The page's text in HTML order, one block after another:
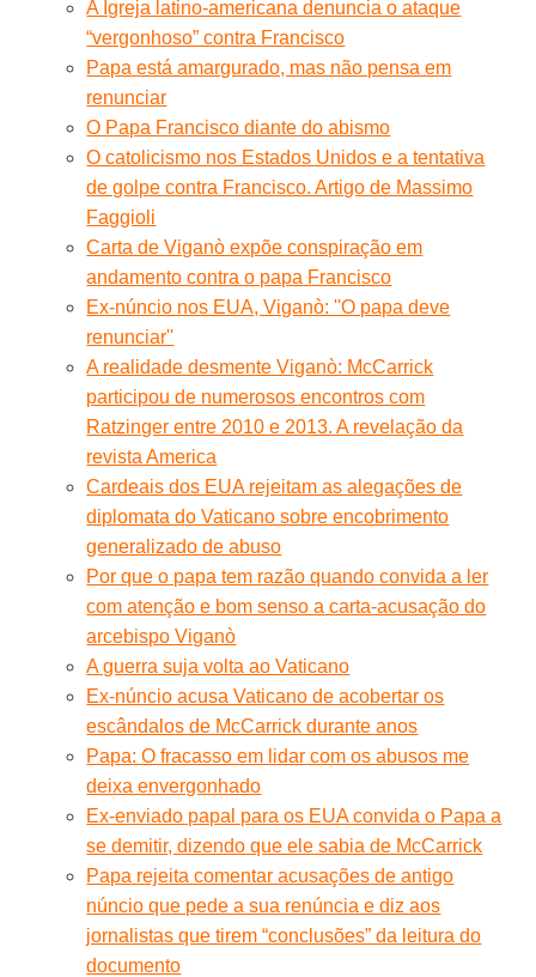
A Igreja latino-americana denuncia o ataque
“vergonhoso” contra Francisco
Papa está amargurado, mas não pensa em
renunciar
O Papa Francisco diante do abismo
O catolicismo nos Estados Unidos e a tentativa
de golpe contra Francisco. Artigo de Massimo
Faggioli
Carta de Viganò expõe conspiração em
andamento contra o papa Francisco
Ex-núncio nos EUA, Viganò: ''O papa deve
renunciar''
A realidade desmente Viganò: McCarrick
participou de numerosos encontros com
Ratzinger entre 2010 e 2013. A revelação da
revista America
Cardeais dos EUA rejeitam as alegações de
diplomata do Vaticano sobre encobrimento
generalizado de abuso
Por que o papa tem razão quando convida a ler
com atenção e bom senso a carta-acusação do
arcebispo Viganò
A guerra suja volta ao Vaticano
Ex-núncio acusa Vaticano de acobertar os
escândalos de McCarrick durante anos
Papa: O fracasso em lidar com os abusos me
deixa envergonhado
Ex-enviado papal para os EUA convida o Papa a
se demitir, dizendo que ele sabia de McCarrick
Papa rejeita comentar acusações de antigo
núncio que pede a sua renúncia e diz aos
jornalistas que tirem “conclusões” da leitura do
documento